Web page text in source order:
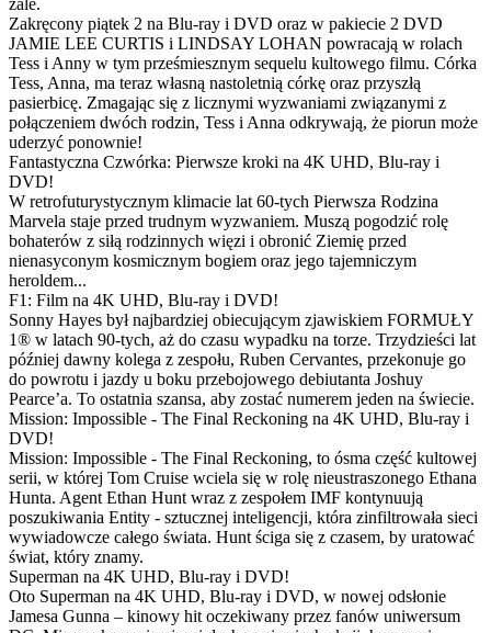
żale.
Zakręcony piątek 2 na Blu-ray i DVD oraz w pakiecie 2 DVD
JAMIE LEE CURTIS i LINDSAY LOHAN powracają w rolach
Tess i Anny w tym prześmiesznym sequelu kultowego filmu. Córka
Tess, Anna, ma teraz własną nastoletnią córkę oraz przyszłą
pasierbicę. Zmagając się z licznymi wyzwaniami związanymi z
połączeniem dwóch rodzin, Tess i Anna odkrywają, że piorun może
uderzyć ponownie!
Fantastyczna Czwórka: Pierwsze kroki na 4K UHD, Blu-ray i
DVD!
W retrofuturystycznym klimacie lat 60-tych Pierwsza Rodzina
Marvela staje przed trudnym wyzwaniem. Muszą pogodzić rolę
bohaterów z siłą rodzinnych więzi i obronić Ziemię przed
nienasyconym kosmicznym bogiem oraz jego tajemniczym
heroldem...
F1: Film na 4K UHD, Blu-ray i DVD!
Sonny Hayes był najbardziej obiecującym zjawiskiem FORMUŁY
1® w latach 90-tych, aż do czasu wypadku na torze. Trzydzieści lat
później dawny kolega z zespołu, Ruben Cervantes, przekonuje go
do powrotu i jazdy u boku przebojowego debiutanta Joshuy
Pearce’a. To ostatnia szansa, aby zostać numerem jeden na świecie.
Mission: Impossible - The Final Reckoning na 4K UHD, Blu-ray i
DVD!
Mission: Impossible - The Final Reckoning, to ósma część kultowej
serii, w której Tom Cruise wciela się w rolę nieustraszonego Ethana
Hunta. Agent Ethan Hunt wraz z zespołem IMF kontynuują
poszukiwania Entity - sztucznej inteligencji, która zinfiltrowała sieci
wywiadowcze całego świata. Hunt ściga się z czasem, by uratować
świat, który znamy.
Superman na 4K UHD, Blu-ray i DVD!
Oto Superman na 4K UHD, Blu-ray i DVD, w nowej odsłonie
Jamesa Gunna – kinowy hit oczekiwany przez fanów uniwersum